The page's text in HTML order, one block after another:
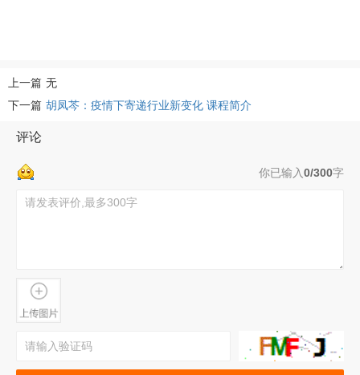
上一篇 无
下一篇 胡凤芩：疫情下寄递行业新变化 课程简介
评论
你已输入0/300字